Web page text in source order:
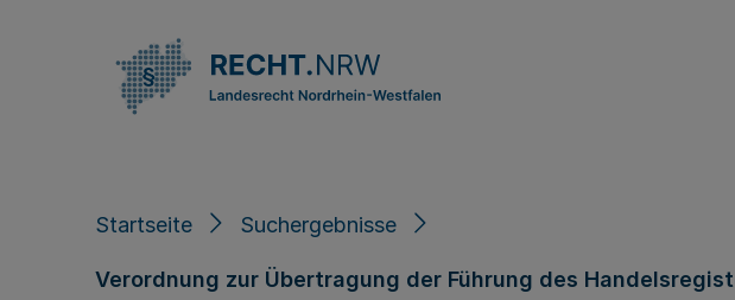
Startseite Suchergebnisse
Verordnung zur Übertragung der Führung des